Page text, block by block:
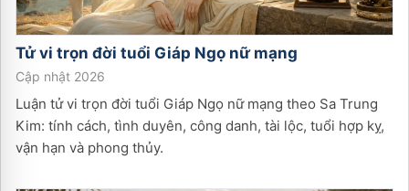
Tử vi trọn đời tuổi Giáp Ngọ nữmạng
Cập nhật 2026
Luận tử vi trọn đời tuổi Giáp Ngọ nữ mạng theo Sa Trung
Kim: tính cách, tình duyên, công danh, tài lộc, tuổi hợp kỵ,
vận hạn và phong thủy.